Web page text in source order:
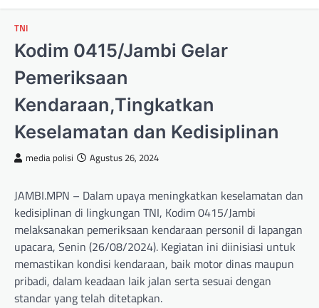
TNI
Kodim 0415/Jambi Gelar
Pemeriksaan
Kendaraan,Tingkatkan
Keselamatan dan Kedisiplinan
media polisi Agustus 26, 2024
JAMBI.MPN – Dalam upaya meningkatkan keselamatan dan
kedisiplinan di lingkungan TNI, Kodim 0415/Jambi
melaksanakan pemeriksaan kendaraan personil di lapangan
upacara, Senin (26/08/2024). Kegiatan ini diinisiasi untuk
memastikan kondisi kendaraan, baik motor dinas maupun
pribadi, dalam keadaan laik jalan serta sesuai dengan
standar yang telah ditetapkan.